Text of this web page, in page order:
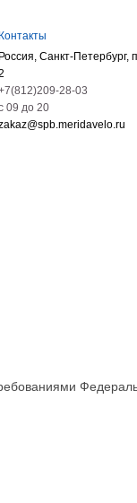
Контакты
Россия, Санкт-Петербург,
28-03
09 до 20